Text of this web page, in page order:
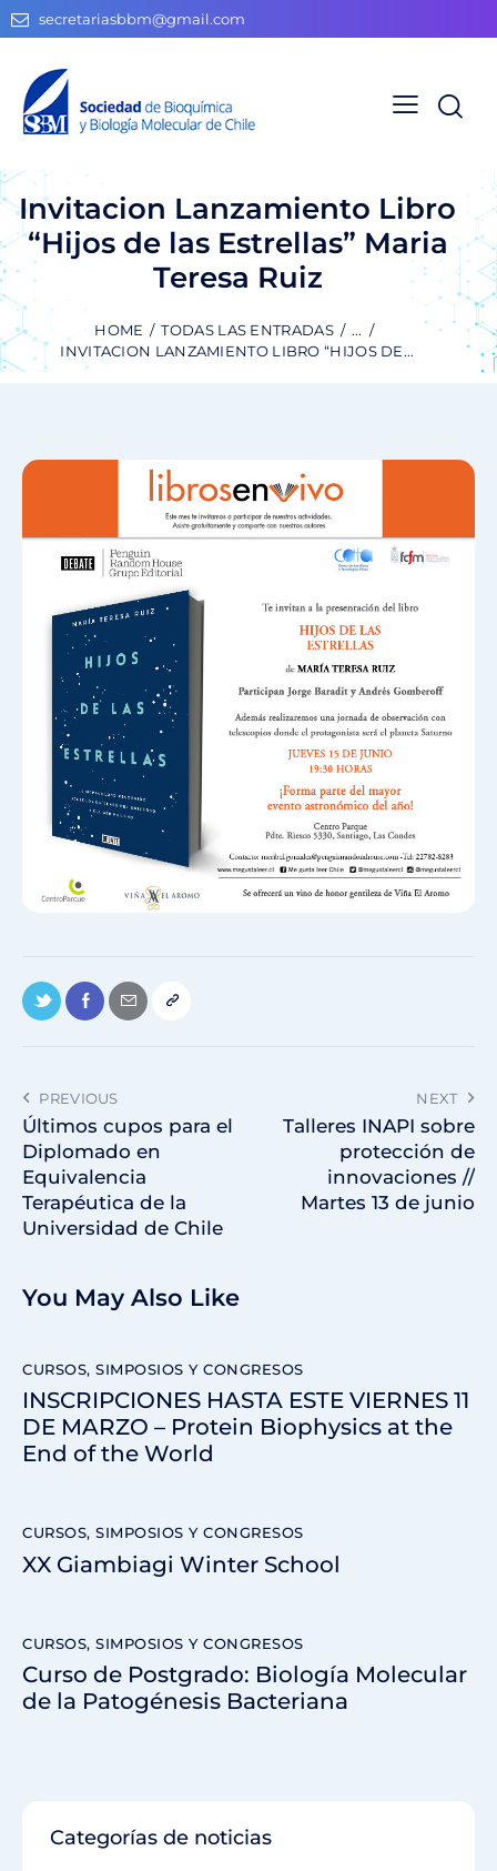
secretariasbbm@gmail.com
Invitacion Lanzamiento Libro
“Hijos de las Estrellas” Maria
Teresa Ruiz
HOME TODAS LAS ENTRADAS
...
INVITACION LANZAMIENTO LIBRO “HIJOS DE...
PREVIOUS
Últimos cupos para el
Diplomado en
Equivalencia
Terapéutica de la
Universidad de Chile
NEXT
Talleres INAPI sobre
protección de
innovaciones //
Martes 13 de junio
You May Also Like
CURSOS, SIMPOSIOS Y CONGRESOS
INSCRIPCIONES HASTA ESTE VIERNES 11
DE MARZO – Protein Biophysics at the
End of the World
CURSOS, SIMPOSIOS Y CONGRESOS
XX Giambiagi Winter School
CURSOS, SIMPOSIOS Y CONGRESOS
Curso de Postgrado: Biología Molecular
de la Patogénesis Bacteriana
Categorías de noticias